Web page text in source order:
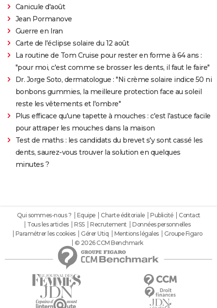
Canicule d'août
Jean Pormanove
Guerre en Iran
Carte de l'éclipse solaire du 12 août
La routine de Tom Cruise pour rester en forme à 64 ans :
"pour moi, c'est comme se brosser les dents, il faut le faire"
Dr. Jorge Soto, dermatologue : "Ni crème solaire indice 50 ni
bonbons gummies, la meilleure protection face au soleil
reste les vêtements et l'ombre"
Plus efficace qu'une tapette à mouches : c'est l'astuce facile
pour attraper les mouches dans la maison
Test de maths : les candidats du brevet s'y sont cassé les
dents, saurez-vous trouver la solution en quelques
minutes ?
Qui sommes-nous ? Equipe Charte éditoriale Publicité
Contact
Tous les articles
RSS Recrutement
Données personnelles
Paramétrer les cookies
Gérer Utiq Mentions légales
Groupe Figaro
© 2026 CCM Benchmark